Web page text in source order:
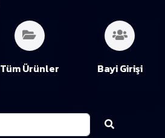
Tüm Ürünler Bayi Girişi